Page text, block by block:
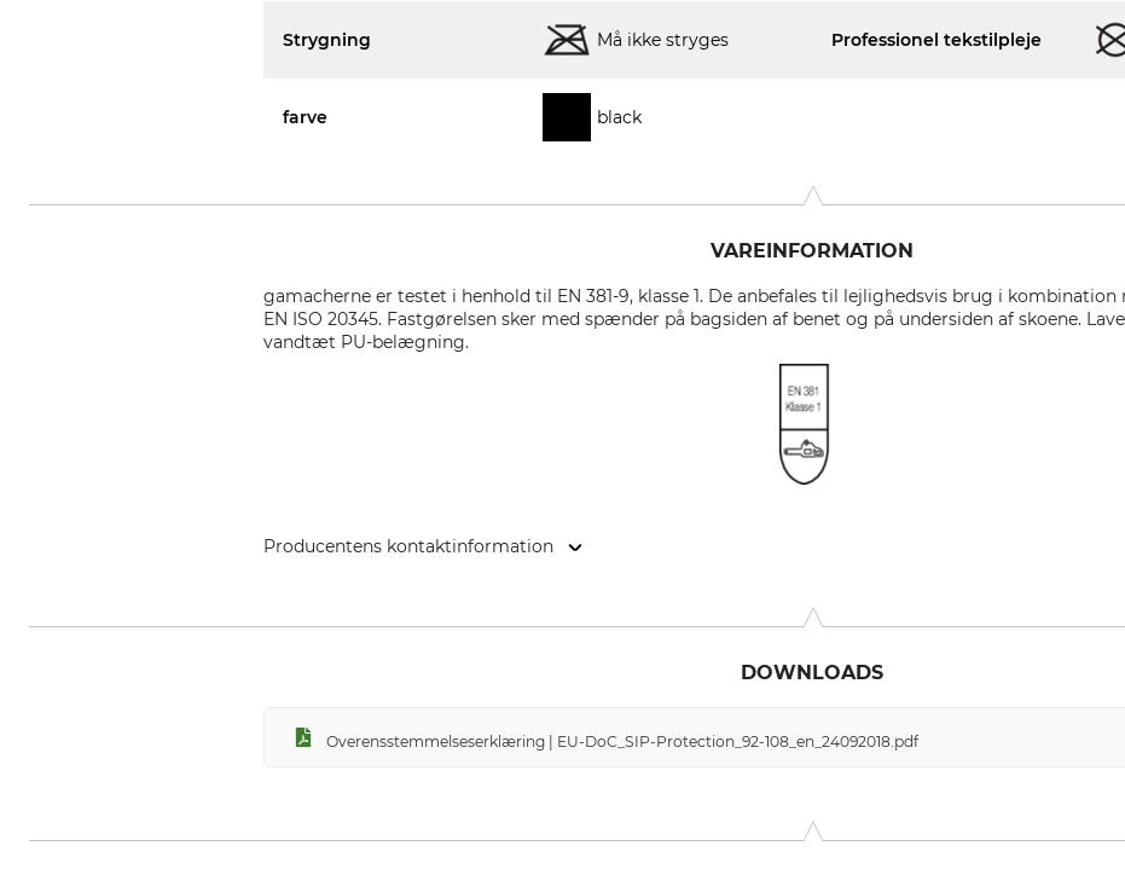
Strygning Må ikke stryges Professionel tekstilpleje
farve black
VAREINFORMATION
gamacherne er testet i henhold til EN 381-9, klasse 1. De anbefales til lejlighedsvis brug i kombination
EN ISO 20345. Fastgørelsen sker med spænder på bagsiden af benet og på undersiden af skoene.
vandtæt PU-belægning.
Producentens kontaktinformation
DOWNLOADS
Overensstemmelseserklæring | EU-DoC_SIP-Protection_92-108_en_24092018.pdf